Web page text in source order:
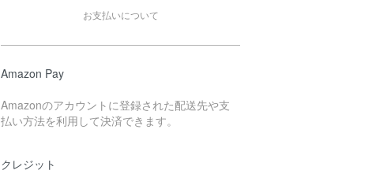
お支払いについて
Amazon Pay
Amazonのアカウントに登録された配送先や支
払い方法を利用して決済できます。
クレジット